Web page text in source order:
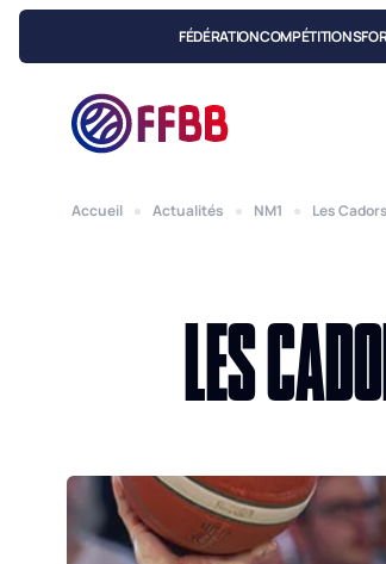
FÉDÉRATIONCOMPÉTITIONS
Accueil Actualités NM1 Les
LES